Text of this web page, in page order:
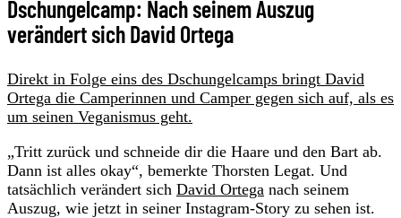
Dschungelcamp: Nach seinem Auszug
verändert sich David Ortega
Direkt in Folge eins des Dschungelcamps bringt David
Ortega die Camperinnen und Camper gegen sich auf, als es
um seinen Veganismus geht.
„Tritt zurück und schneide dir die Haare und den Bart ab.
Dann ist alles okay“, bemerkte Thorsten Legat. Und
tatsächlich verändert sich David Ortega nach seinem
Auszug, wie jetzt in seiner Instagram-Story zu sehen ist.